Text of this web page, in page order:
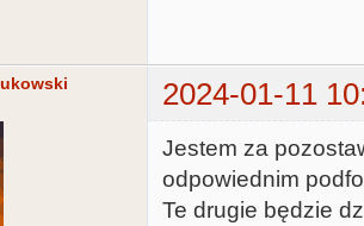
2024-01-11
Jestem za
odpowiednim
Te drugie będzie